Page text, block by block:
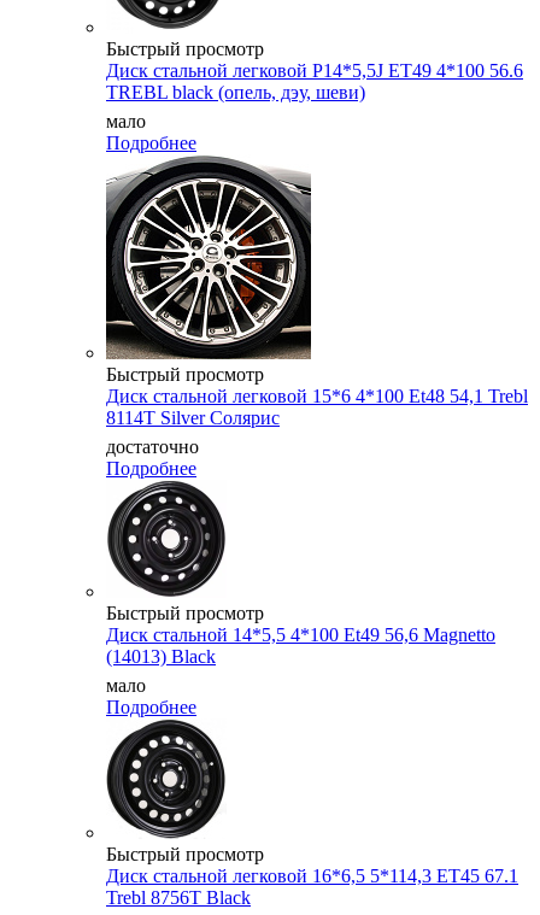
Быстрый просмотр
Диск стальной легковой P14*5,5J ET49 4*100 56.6
TREBL black (опель, дэу, шеви)
мало
Подробнее
Быстрый просмотр
Диск стальной легковой 15*6 4*100 Et48 54,1 Trebl
8114T Silver Cолярис
достаточно
Подробнее
Быстрый просмотр
Диск стальной 14*5,5 4*100 Et49 56,6 Magnetto
(14013) Black
мало
Подробнее
Быстрый просмотр
Диск стальной легковой 16*6,5 5*114,3 ET45 67.1
Trebl 8756T Black